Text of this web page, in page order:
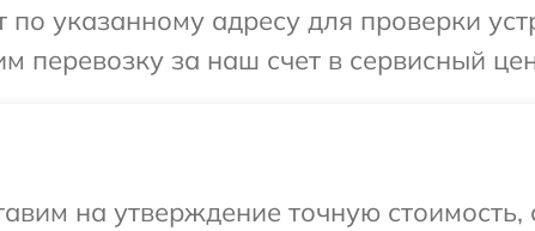
указанному адресу для проверки
перевозку за наш счет в сервисный
на утверждение точную